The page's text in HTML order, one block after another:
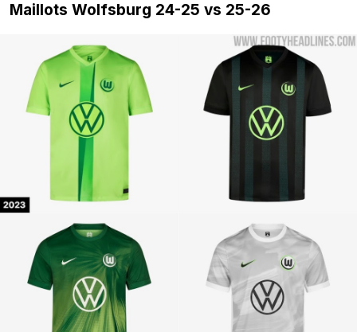
Maillots Wolfsburg 24-25 vs 25-26